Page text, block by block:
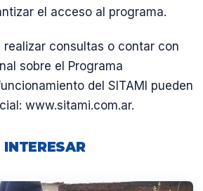
el acceso al programa.
realizar consultas o contar con
sobre el Programa
del SITAMI pueden
www.sitami.com.ar.
INTERESAR